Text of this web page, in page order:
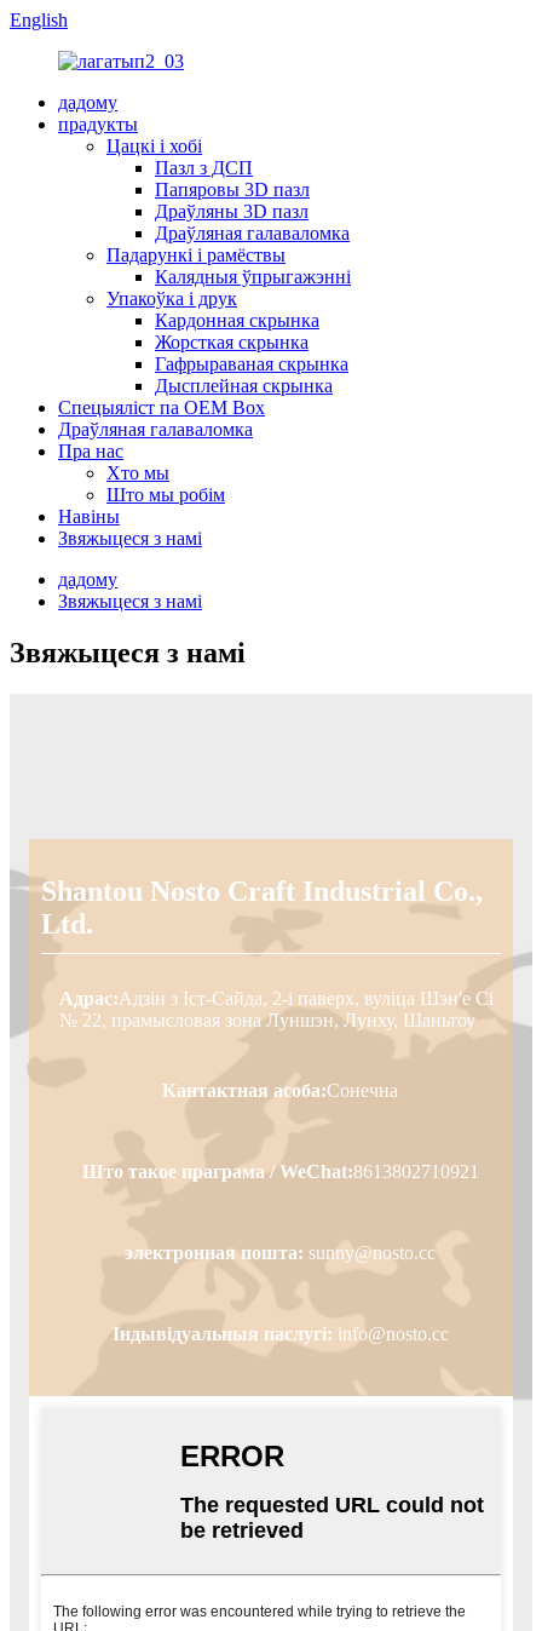
English
дадому
прадукты
Цацкі і хобі
Пазл з ДСП
Папяровы 3D пазл
Драўляны 3D пазл
Драўляная галаваломка
Падарункі і рамёствы
Калядныя ўпрыгажэнні
Упакоўка і друк
Кардонная скрынка
Жорсткая скрынка
Гафрыраваная скрынка
Дысплейная скрынка
Спецыяліст па OEM Box
Драўляная галаваломка
Пра нас
Хто мы
Што мы робім
Навіны
Звяжыцеся з намі
дадому
Звяжыцеся з намі
Звяжыцеся з намі
Shantou Nosto Craft Industrial Co.,
Ltd.
Адрас:Адзін з Іст-Сайда, 2-і паверх, вуліца Шэн'е Сі
№ 22, прамысловая зона Луншэн, Лунху, Шаньтоу
Кантактная асоба:Сонечна
Што такое праграма / WeChat:8613802710921
электронная пошта: sunny@nosto.cc
Індывідуальныя паслугі: info@nosto.cc